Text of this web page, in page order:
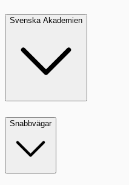
Svenska Akademien
Snabbvägar